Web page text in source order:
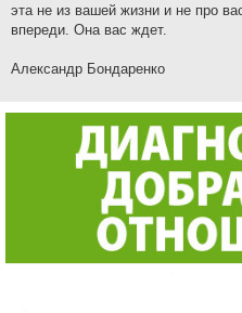
эта не из вашей жизни и не про
впереди. Она вас ждет.
Александр Бондаренко